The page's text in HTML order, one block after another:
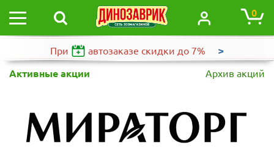
0
При автозаказе скидки до 7% >
Активные акции Архив акций